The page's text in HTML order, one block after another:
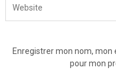
Enregistrer mon nom,
pour mon